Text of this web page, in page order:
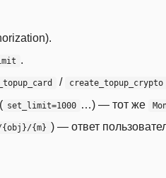
.
/ create_topup_crypto
( set_limit=1000 …) — тот же
{m} ) — ответ